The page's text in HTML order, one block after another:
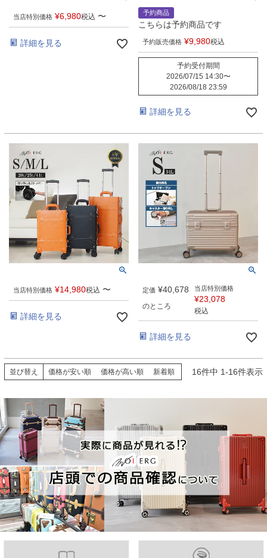
当店特別価格 ¥6,980税込 〜
詳細を見る
予約商品
こちらは予約商品です
予約販売価格 ¥9,980税込
予約受付期間
2026/07/15 14:30〜
2026/08/18 23:59
詳細を見る
当店特別価格 ¥14,980税込 〜
詳細を見る
定価 ¥40,678
のところ
当店特別価格
¥23,078
税込
詳細を見る
並び替え 価格が安い順 価格が高い順 新着順 16件中 1-16件表示